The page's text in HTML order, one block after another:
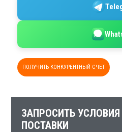
ПОЛУЧИТЬ КОНКУРЕНТНЫЙ СЧЕТ
ЗАПРОСИТЬ
ПОСТАВКИ